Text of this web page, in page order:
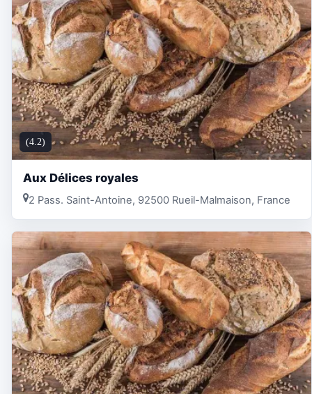
(4.2)
Aux Délices royales
2 Pass. Saint-Antoine, 92500 Rueil-Malmaison, France